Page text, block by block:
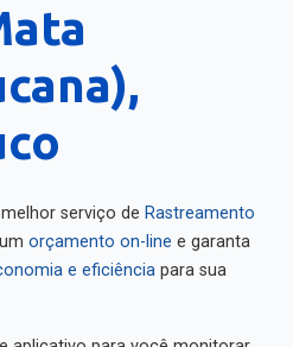
serviço de Rastreamento
orçamento on-line e garanta
e eficiência para sua